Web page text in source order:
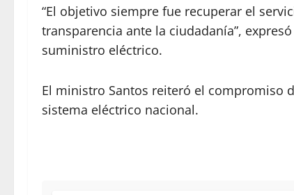
“El objetivo siempre fue recuperar el
transparencia ante la ciudadanía”,
suministro eléctrico.
El ministro Santos reiteró el compromiso
sistema eléctrico nacional.